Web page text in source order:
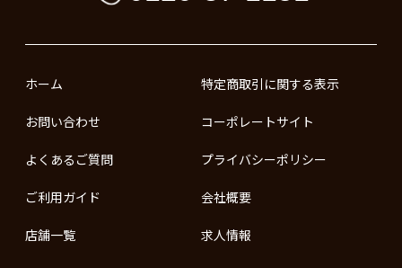
ホーム
お問い合わせ
よくあるご質問
ご利用ガイド
店舗一覧
特定商取引に関する表示
コーポレートサイト
プライバシーポリシー
会社概要
求人情報